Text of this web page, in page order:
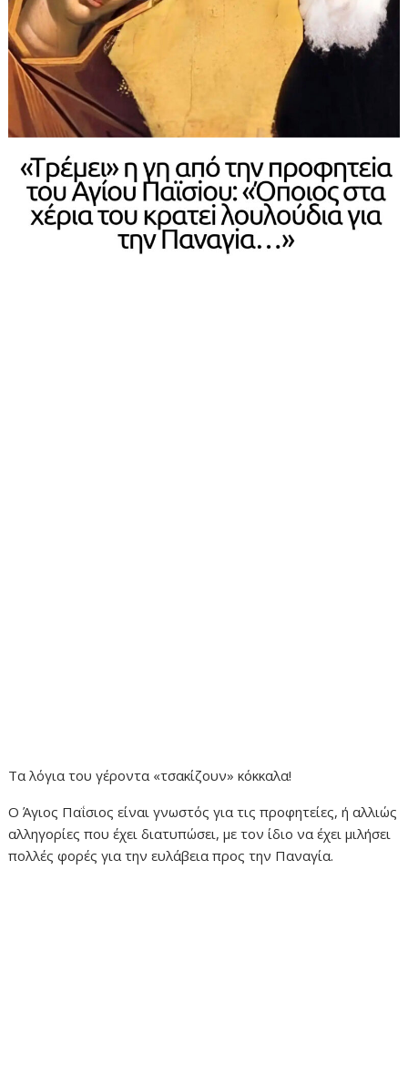
Τα λόγια του γέροντα «τσακίζουν» κόκκαλα!
Ο Άγιος Παΐσιος είναι γνωστός για τις προφητείες, ή αλλιώς
αλληγορίες που έχει διατυπώσει, με τον ίδιο να έχει μιλήσει
πολλές φορές για την ευλάβεια προς την Παναγία.